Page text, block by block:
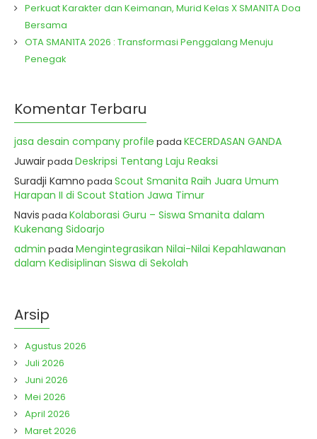
Perkuat Karakter dan Keimanan, Murid Kelas X SMAN1TA Doa
Bersama
OTA SMAN1TA 2026 : Transformasi Penggalang Menuju
Penegak
Komentar Terbaru
jasa desain company profile pada KECERDASAN GANDA
Juwairpada Deskripsi Tentang Laju Reaksi
Suradji Kamno pada Scout Smanita Raih Juara Umum
Harapan II di Scout Station Jawa Timur
Navis pada Kolaborasi Guru – Siswa Smanita dalam
Kukenang Sidoarjo
admin pada Mengintegrasikan Nilai-Nilai Kepahlawanan
dalam Kedisiplinan Siswa di Sekolah
Arsip
Agustus 2026
Juli 2026
Juni 2026
Mei 2026
April 2026
Maret 2026